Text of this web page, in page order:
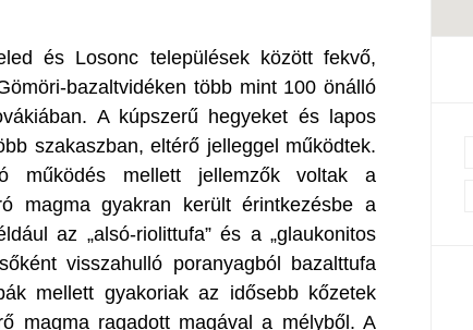
és Losonc települések között fekvő,
bazaltvidéken több mint 100 önálló
A kúpszerű hegyeket és lapos
szakaszban, eltérő jelleggel működtek.
működés mellett jellemzők voltak a
magma gyakran került érintkezésbe a
az „alsó-riolittufa” és a „glaukonitos
visszahulló poranyagból bazalttufa
mellett gyakoriak az idősebb kőzetek
magma ragadott magával a mélyből. A